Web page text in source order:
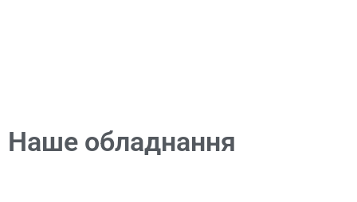
Наше обладнання